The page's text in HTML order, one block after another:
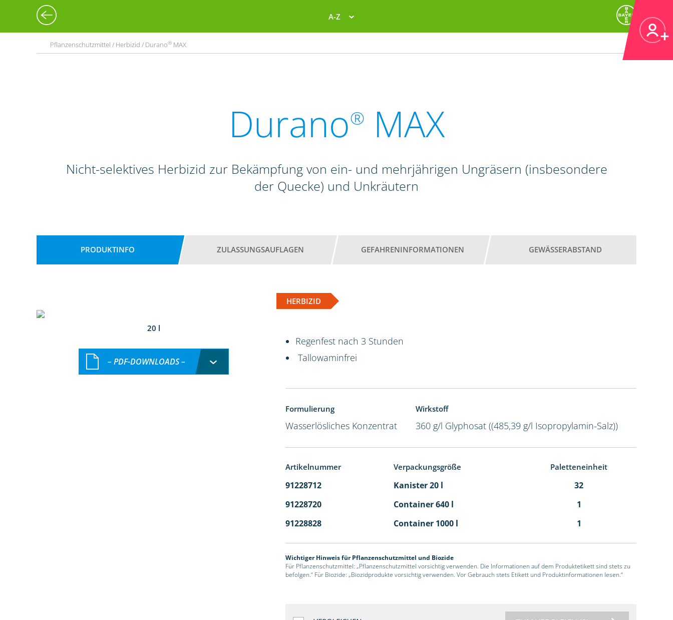
A-Z
Pflanzenschutzmittel / Herbizid / Durano® MAX
Durano® MAX
Nicht-selektives Herbizid zur Bekämpfung von ein- und mehrjährigen Ungräsern (insbesondere
der Quecke) und Unkräutern
PRODUKTINFO ZULASSUNGSAUFLAGEN GEFAHRENINFORMATIONEN GEWÄSSERABSTAND
HERBIZID
20 l
– PDF-DOWNLOADS –
Regenfest nach 3 Stunden
Tallowaminfrei
Formulierung
Wasserlösliches Konzentrat
Wirkstoff
360 g/l Glyphosat ((485,39 g/l Isopropylamin-Salz))
Artikelnummer Verpackungsgröße Paletteneinheit
91228712 Kanister 20 l
32
91228720
Container 640 l
1
91228828
Container 1000 l 1
Wichtiger Hinweis für Pflanzenschutzmittel und Biozide
Für Pflanzenschutzmittel: „Pflanzenschutzmittel vorsichtig verwenden. Die Informationen auf dem Produktetikett sind stets zu
befolgen.“ Für Biozide: „Biozidprodukte vorsichtig verwenden. Vor Gebrauch stets Etikett und Produktinformationen lesen.“